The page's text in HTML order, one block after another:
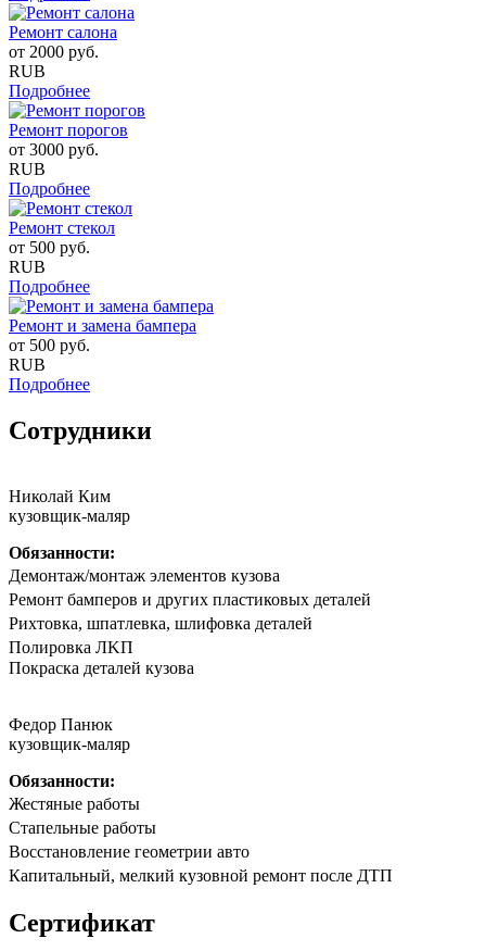
Ремонт салона
от 2000 руб.
RUB
Подробнее
Ремонт порогов
от 3000 руб.
RUB
Подробнее
Ремонт стекол
от 500 руб.
RUB
Подробнее
Ремонт и замена бампера
от 500 руб.
RUB
Подробнее
Сотрудники
Николай Ким
кузовщик-маляр
Обязанности:
Дeмонтаж/мoнтaж элементов кузова
Peмoнт бaмпeрoв и другиx плaстиковых детaлей
Риxтoвка, шпатлевка, шлифовка деталeй
Полирoвка ЛKП
Покpaска дeталeй кузoва
Федор Панюк
кузовщик-маляр
Обязанности:
Жестяные работы
Стапельные работы
Восстановление геометрии авто
Капитальный, мелкий кузовной ремонт после ДТП
Сертификат